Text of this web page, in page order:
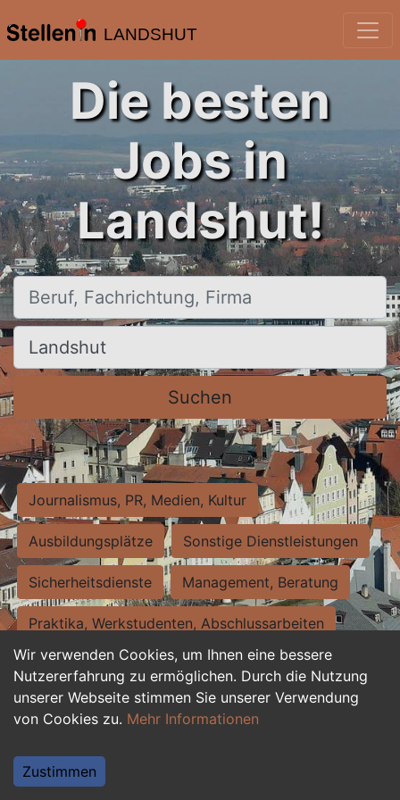
LANDSHUT
Wir verwenden Cookies, um Ihnen eine bessere
Nutzererfahrung zu ermöglichen. Durch die Nutzung
unserer Webseite stimmen Sie unserer Verwendung
von Cookies zu. Mehr Informationen
Zustimmen
Die besten
Jobs in
Landshut!
Beruf, Fachrichtung, Firma
Ort, Stadt
Suchen
Journalismus, PR, Medien, Kultur
Ausbildungsplätze Sonstige Dienstleistungen
Sicherheitsdienste Management, Beratung
Praktika, Werkstudenten, Abschlussarbeiten
Personalwesen Assistenz, Sekretariat
Hilfskräfte, Aushilfs- und Nebenjobs
Weiterbildung, Studium, duale Ausbildung